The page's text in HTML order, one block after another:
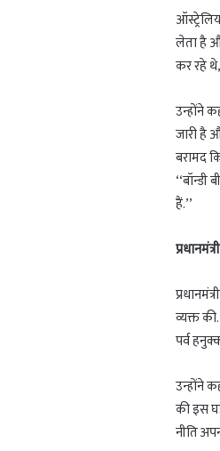
लेता है
कर रहे
उन्होंने
जारी है
बरामद
हैं.’’
व्यक्त
पर्व
उन्होंने
की इस
नीति